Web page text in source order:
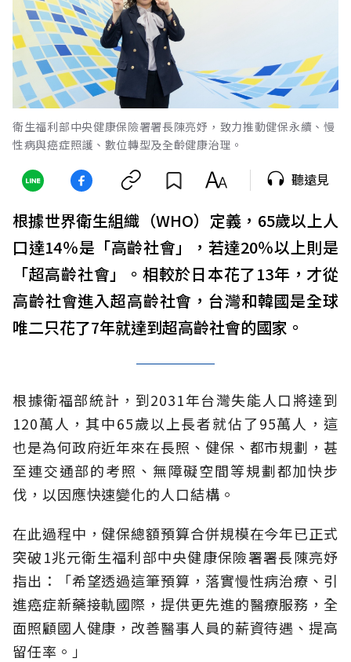
衛生福利部中央健康保險署署長陳亮妤，致力推動健保永續、慢
性病與癌症照護、數位轉型及全齡健康治理。
聽遠見
根據世界衛生組織（WHO）定義，65歲以上人
口達14％是「高齡社會」，若達20％以上則是
「超高齡社會」。相較於日本花了13年，才從
高齡社會進入超高齡社會，台灣和韓國是全球
唯二只花了7年就達到超高齡社會的國家。
根據衛福部統計，到2031年台灣失能人口將達到
120萬人，其中65歲以上長者就佔了95萬人，這
也是為何政府近年來在長照、健保、都市規劃，甚
至連交通部的考照、無障礙空間等規劃都加快步
伐，以因應快速變化的人口結構。
在此過程中，健保總額預算合併規模在今年已正式
突破1兆元衛生福利部中央健康保險署署長陳亮妤
指出：「希望透過這筆預算，落實慢性病治療、引
進癌症新藥接軌國際，提供更先進的醫療服務，全
面照顧國人健康，改善醫事人員的薪資待遇、提高
留任率。」